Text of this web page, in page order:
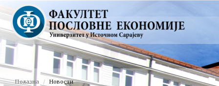
Полазна Новости